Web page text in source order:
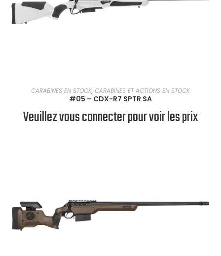
EN SAVOIR PLUS
CARABINES EN STOCK, CARABINES ET ACTIONS EN STOCK
#05 – CDX-R7 SPTR SA
Veuillez vous connecter pour voir les prix